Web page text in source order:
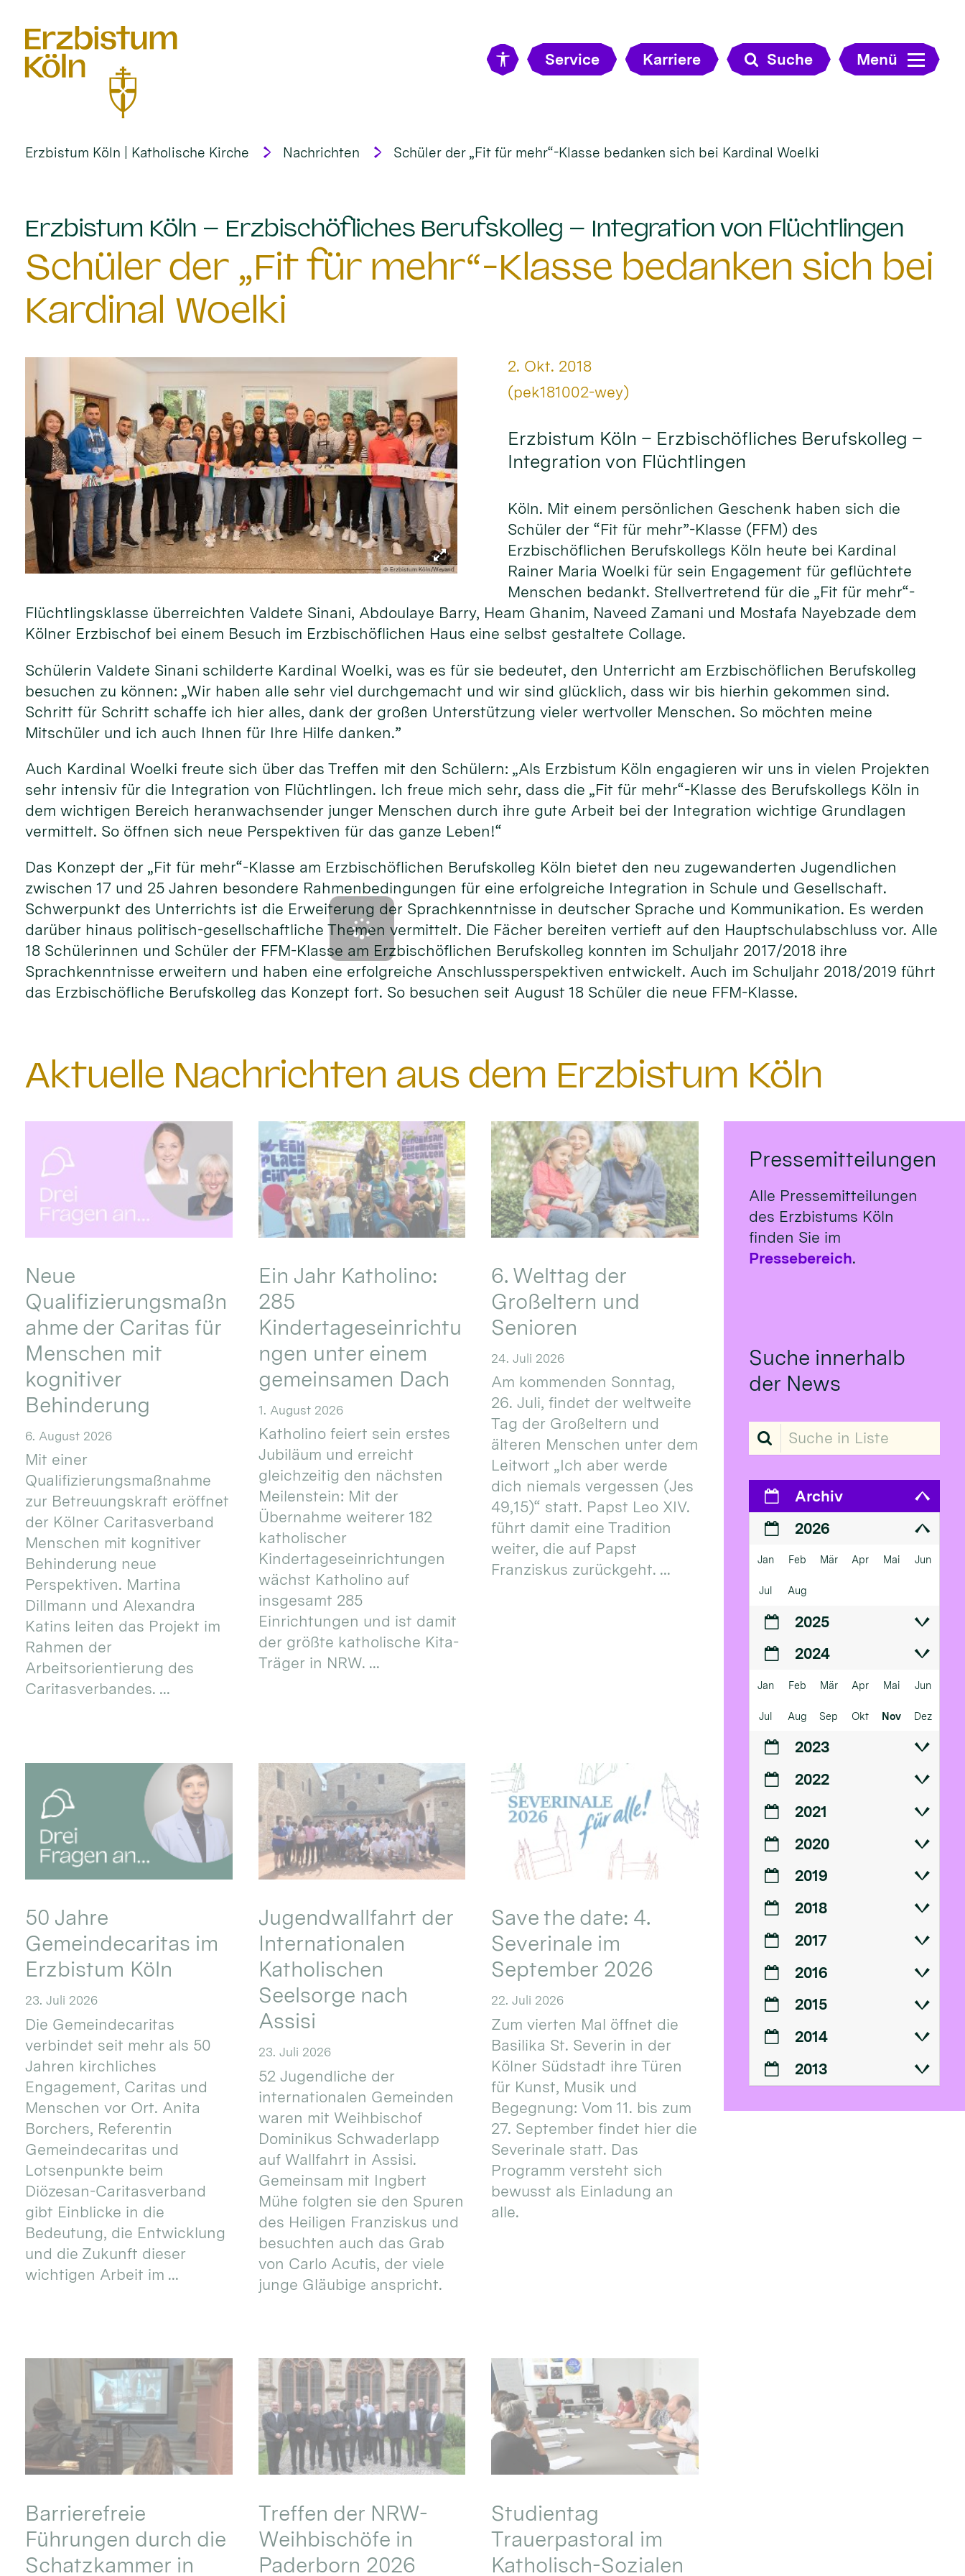
Service Karriere Suche Menü
Erzbistum Köln | Katholische Kirche Nachrichten Schüler der „Fit für mehr“-Klasse bedanken sich bei Kardinal Woelki
Erzbistum Köln – Erzbischöfliches Berufskolleg – Integration von Flüchtlingen
Schüler der „Fit für mehr“-Klasse bedanken sich bei
Kardinal Woelki
© Erzbistum Köln/Weyand
Datum:
2. Okt. 2018
Von:
(pek181002-wey)
Erzbistum Köln – Erzbischöfliches Berufskolleg –
Integration von Flüchtlingen
Köln. Mit einem persönlichen Geschenk haben sich die
Schüler der “Fit für mehr”-Klasse (FFM) des
Erzbischöflichen Berufskollegs Köln heute bei Kardinal
Rainer Maria Woelki für sein Engagement für geflüchtete
Menschen bedankt. Stellvertretend für die „Fit für mehr“-
Flüchtlingsklasse überreichten Valdete Sinani, Abdoulaye Barry, Heam Ghanim, Naveed Zamani und Mostafa Nayebzade dem
Kölner Erzbischof bei einem Besuch im Erzbischöflichen Haus eine selbst gestaltete Collage.
Schülerin Valdete Sinani schilderte Kardinal Woelki, was es für sie bedeutet, den Unterricht am Erzbischöflichen Berufskolleg
besuchen zu können: „Wir haben alle sehr viel durchgemacht und wir sind glücklich, dass wir bis hierhin gekommen sind.
Schritt für Schritt schaffe ich hier alles, dank der großen Unterstützung vieler wertvoller Menschen. So möchten meine
Mitschüler und ich auch Ihnen für Ihre Hilfe danken.”
Auch Kardinal Woelki freute sich über das Treffen mit den Schülern: „Als Erzbistum Köln engagieren wir uns in vielen Projekten
sehr intensiv für die Integration von Flüchtlingen. Ich freue mich sehr, dass die „Fit für mehr“-Klasse des Berufskollegs Köln in
dem wichtigen Bereich heranwachsender junger Menschen durch ihre gute Arbeit bei der Integration wichtige Grundlagen
vermittelt. So öffnen sich neue Perspektiven für das ganze Leben!“
Das Konzept der „Fit für mehr“-Klasse am Erzbischöflichen Berufskolleg Köln bietet den neu zugewanderten Jugendlichen
zwischen 17 und 25 Jahren besondere Rahmenbedingungen für eine erfolgreiche Integration in Schule und Gesellschaft.
Schwerpunkt des Unterrichts ist die Erweiterung der Sprachkenntnisse in deutscher Sprache und Kommunikation. Es werden
darüber hinaus politisch-gesellschaftliche Themen vermittelt. Die Fächer bereiten vertieft auf den Hauptschulabschluss vor. Alle
18 Schülerinnen und Schüler der FFM-Klasse am Erzbischöflichen Berufskolleg konnten im Schuljahr 2017/2018 ihre
Sprachkenntnisse erweitern und haben eine erfolgreiche Anschlussperspektiven entwickelt. Auch im Schuljahr 2018/2019 führt
das Erzbischöfliche Berufskolleg das Konzept fort. So besuchen seit August 18 Schüler die neue FFM-Klasse.
Aktuelle Nachrichten aus dem Erzbistum Köln
Neue
Qualifizierungsmaßn
ahme der Caritas für
Menschen mit
kognitiver
Behinderung
6. August 2026
Mit einer
Qualifizierungsmaßnahme
zur Betreuungskraft eröffnet
der Kölner Caritasverband
Menschen mit kognitiver
Behinderung neue
Perspektiven. Martina
Dillmann und Alexandra
Katins leiten das Projekt im
Rahmen der
Arbeitsorientierung des
Caritasverbandes. ...
Ein Jahr Katholino:
285
Kindertageseinrichtu
ngen unter einem
gemeinsamen Dach
1. August 2026
Katholino feiert sein erstes
Jubiläum und erreicht
gleichzeitig den nächsten
Meilenstein: Mit der
Übernahme weiterer 182
katholischer
Kindertageseinrichtungen
wächst Katholino auf
insgesamt 285
Einrichtungen und ist damit
der größte katholische Kita-
Träger in NRW. ...
6. Welttag der
Großeltern und
Senioren
24. Juli 2026
Am kommenden Sonntag,
26. Juli, findet der weltweite
Tag der Großeltern und
älteren Menschen unter dem
Leitwort „Ich aber werde
dich niemals vergessen (Jes
49,15)“ statt. Papst Leo XIV.
führt damit eine Tradition
weiter, die auf Papst
Franziskus zurückgeht. ...
50 Jahre
Gemeindecaritas im
Erzbistum Köln
23. Juli 2026
Die Gemeindecaritas
verbindet seit mehr als 50
Jahren kirchliches
Engagement, Caritas und
Menschen vor Ort. Anita
Borchers, Referentin
Gemeindecaritas und
Lotsenpunkte beim
Diözesan-Caritasverband
gibt Einblicke in die
Bedeutung, die Entwicklung
und die Zukunft dieser
wichtigen Arbeit im ...
Jugendwallfahrt der
Internationalen
Katholischen
Seelsorge nach
Assisi
23. Juli 2026
52 Jugendliche der
internationalen Gemeinden
waren mit Weihbischof
Dominikus Schwaderlapp
auf Wallfahrt in Assisi.
Gemeinsam mit Ingbert
Mühe folgten sie den Spuren
des Heiligen Franziskus und
besuchten auch das Grab
von Carlo Acutis, der viele
junge Gläubige anspricht.
Save the date: 4.
Severinale im
September 2026
22. Juli 2026
Zum vierten Mal öffnet die
Basilika St. Severin in der
Kölner Südstadt ihre Türen
für Kunst, Musik und
Begegnung: Vom 11. bis zum
27. September findet hier die
Severinale statt. Das
Programm versteht sich
bewusst als Einladung an
alle.
Barrierefreie
Führungen durch die
Schatzkammer in
Treffen der NRW-
Weihbischöfe in
Paderborn 2026
Studientag
Trauerpastoral im
Katholisch-Sozialen
Pressemitteilungen
Alle Pressemitteilungen
des Erzbistums Köln
finden Sie im
Pressebereich.
Suche innerhalb
der News
Suche in Liste
Archiv
2026
Jan Feb Mär Apr Mai Jun
Jul Aug
2025
2024
Jan Feb Mär Apr Mai Jun
Jul Aug Sep Okt Nov Dez
2023
2022
2021
2020
2019
2018
2017
2016
2015
2014
2013